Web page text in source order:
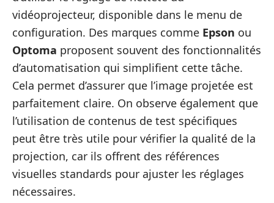
vidéoprojecteur, disponible dans le menu de
configuration. Des marques comme Epson ou
Optoma proposent souvent des fonctionnalités
d’automatisation qui simplifient cette tâche.
Cela permet d’assurer que l’image projetée est
parfaitement claire. On observe également que
l’utilisation de contenus de test spécifiques
peut être très utile pour vérifier la qualité de la
projection, car ils offrent des références
visuelles standards pour ajuster les réglages
nécessaires.